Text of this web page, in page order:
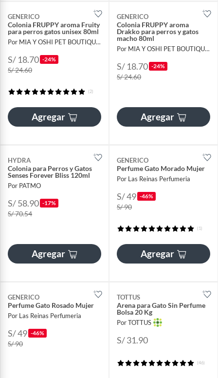
GENERICO
Colonia FRUPPY aroma Fruity
para perros gatos unisex 80ml
Por MIA Y OSHI PET BOUTIQUE SRL
S/ 18.70 -24%
S/ 24.60
(2)
Agregar
GENERICO
Colonia FRUPPY aroma
Drakko para perros y gatos
macho 80ml
Por MIA Y OSHI PET BOUTIQUE SRL
S/ 18.70 -24%
S/ 24.60
Agregar
HYDRA
Colonia para Perros y Gatos
Senses Forever Bliss 120ml
Por PATMO
S/ 58.90 -17%
S/ 70.54
Agregar
GENERICO
Perfume Gato Morado Mujer
Por Las Reinas Perfumeria
S/ 49 -46%
S/ 90
(1)
Agregar
GENERICO
Perfume Gato Rosado Mujer
Por Las Reinas Perfumeria
S/ 49 -46%
S/ 90
TOTTUS
Arena para Gato Sin Perfume
Bolsa 20 Kg
Por TOTTUS
S/ 31.90
(46)